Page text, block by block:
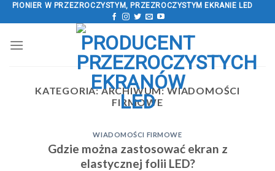
Przejdź
do
PIONIER W PRZEZROCZYSTYM, PRZEZROCZYSTYM EKRANIE LED
KATEGORIA: ARCHIWUM:WIADOMOŚCI
FIRMOWE
WIADOMOŚCI FIRMOWE
Gdzie można zastosować ekran z
elastycznej folii LED?